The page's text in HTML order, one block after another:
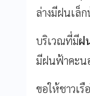
ล่างมีฝนเล็
บริเวณที่มีฝ
มีฝนฟ้าคะน
ขอให้ชาวเรื